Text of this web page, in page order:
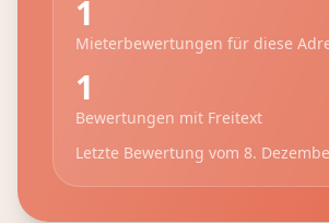
1
Mieterbewertungen für diese
1
Bewertungen mit Freitext
Letzte Bewertung vom 8.